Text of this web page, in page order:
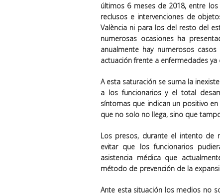
últimos 6 meses de 2018, entre
reclusos e intervenciones de
València ni para los del resto del
numerosas ocasiones ha
anualmente hay numerosos
actuación frente a enfermedades
A esta saturación se suma la
a los funcionarios y el total
síntomas que indican un positivo
que no solo no llega, sino que
Los presos, durante el intento de
evitar que los funcionarios
asistencia médica que
método de prevención de la
Ante esta situación los medios no